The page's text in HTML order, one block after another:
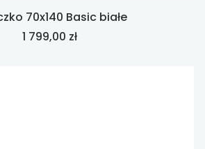
70x140 Basic białe
Cena
1 799,00 zł